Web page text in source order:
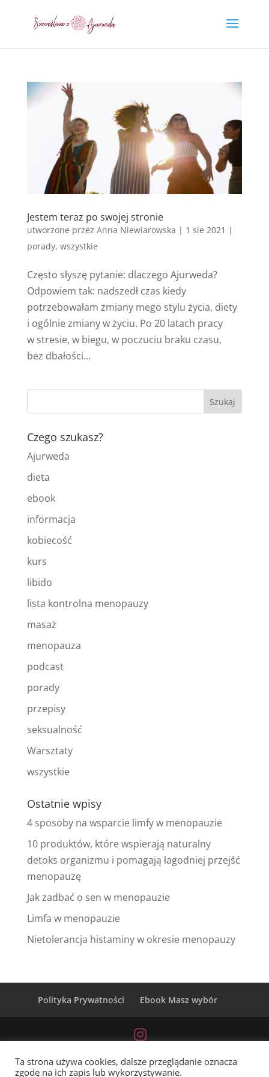
Jestem teraz po swojej stronie
utworzone przez Anna Niewiarowska | 1 sie 2021 |
porady, wszystkie
Często słyszę pytanie: dlaczego Ajurweda?
Odpowiem tak: nadszedł czas kiedy
potrzebowałam zmiany mego stylu życia, diety
i ogólnie zmiany w życiu. Po 20 latach pracy
w stresie, w biegu, w poczuciu braku czasu,
bez dbałości...
Czego szukasz?
Ajurweda
dieta
ebook
informacja
kobiecość
kurs
libido
lista kontrolna menopauzy
masaż
menopauza
podcast
porady
przepisy
seksualność
Warsztaty
wszystkie
Ostatnie wpisy
4 sposoby na wsparcie limfy w menopauzie
10 produktów, które wspierają naturalny
detoks organizmu i pomagają łagodniej przejść
menopauzę
Jak zadbać o sen w menopauzie
Limfa w menopauzie
Nietolerancja histaminy w okresie menopauzy
Polityka Prywatności Ebook Masz wybór
Ta strona używa cookies, dalsze przeglądanie oznacza
zgodę na ich zapis lub wykorzystywanie.